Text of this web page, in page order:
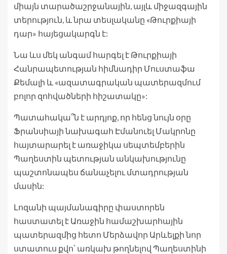
միայն տարածաշրջանային, այլև միջազգային
տերություն, և նրա տեսլականը «Թուրքիայի
դար» հայեցակարգն է:
Նա ևս մեկ անգամ հարգել է Թուրքիայի
Հանրապետության հիմնադիր Մուստաֆա
Քեմալի և «ազատագրական պատերազմում
բոլոր զոհվածների հիշատակը»:
Պատահակա՞ն է արդյոք, որ հենց նույն օրը
Ֆրանսիայի նախագահ Էմանուել Մակրոնը
հայտարարել է առաջիկա սեպտեմբերին
Պաղեստին պետության անկախությունը
պաշտոնապես ճանաչելու մտադրության
մասին:
Լոզանի պայմանագիրը փաստորեն
հաստատել է Առաջին համաշխարհային
պատերազմից հետո Մերձավոր Արևելքի նոր
ստատուս քվո՝ առկախ թողնելով Պաղեստինի